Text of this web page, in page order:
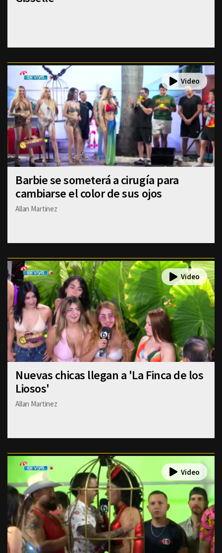
Barbie se someterá a cirugía para
cambiarse el color de sus ojos
Allan Martinez
Nuevas chicas llegan a 'La Finca de los
Liosos'
Allan Martinez